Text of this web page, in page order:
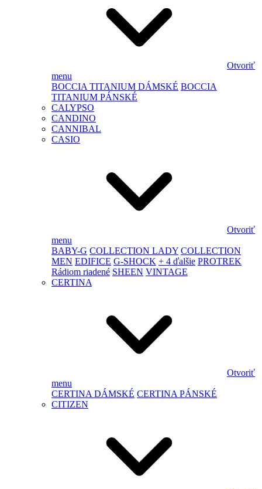
Otvoriť
menu
BOCCIA TITANIUM DÁMSKÉ BOCCIA
TITANIUM PÁNSKÉ
CALYPSO
CANDINO
CANNIBAL
CASIO
Otvoriť
menu
BABY-G COLLECTION LADY COLLECTION
MEN EDIFICE G-SHOCK + 4 ďalšie PROTREK
Rádiom riadené SHEEN VINTAGE
CERTINA
Otvoriť
menu
CERTINA DÁMSKÉ CERTINA PÁNSKÉ
CITIZEN